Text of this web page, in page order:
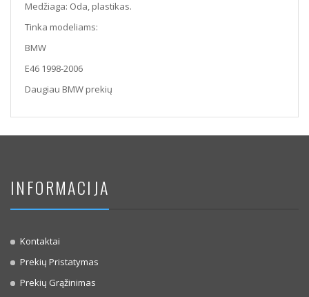
Medžiaga: Oda, plastikas.
Tinka modeliams:
BMW
E46 1998-2006
Daugiau BMW prekių
INFORMACIJA
Kontaktai
Prekių Pristatymas
Prekių Grąžinimas